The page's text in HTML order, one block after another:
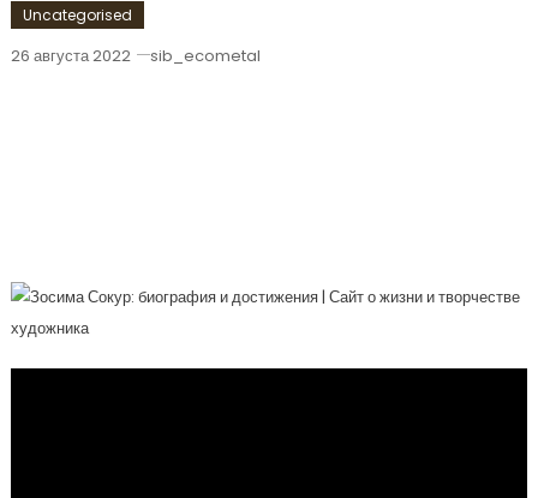
Uncategorised
26 августа 2022 sib_ecometal